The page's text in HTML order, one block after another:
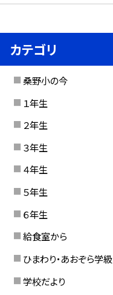
カテゴリ
桑野小の今
１年生
２年生
３年生
４年生
５年生
６年生
給食室から
ひまわり・あおぞら学級
学校だより